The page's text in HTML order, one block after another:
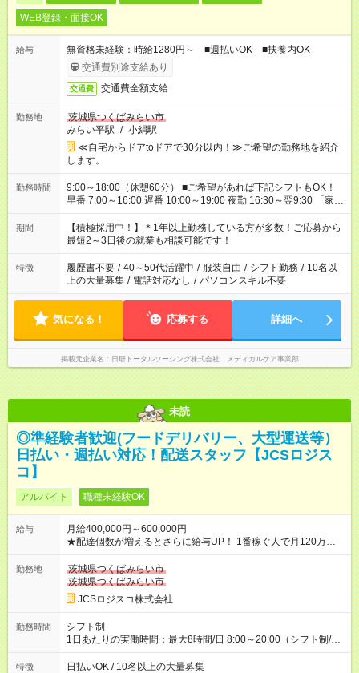
WEB登録・面接OK
給与
無資格未経験：時給1280円～ ■週払いOK ■扶養内OK
交通費別途支給あり
交通費 交通費全額支給
勤務地
茨城県つくばみらい市
みらい平駅 / 小絹駅
≪自宅からドアtoドアで30分以内！≫ご希望の勤務地を紹介
します。
勤務時間
9:00～18:00（休憩60分） ■ご希望があれば下記シフトもOK！
早番 7:00～16:00 遅番 10:00～19:00 夜勤 16:30～翌9:30 「家族
と休みを合わせたい」 「余裕を持って夕飯の準備がしたい」
「できれば残業はしたくない」 など、ご希望を教えてください
ね。 ※Wワーク希望の方へ 今ご覧のお仕事で希望する勤務時間
と、もう1つのお仕事の勤務時間が 合計で週40時間を超える場
合は応募できません。
期間
【積極採用中！】＊1年以上勤務している方が多数！ご応募から
最短2～3日後の就業も相談可能です！
特徴 履歴書不要 / 40～50代活躍中 / 服装自由 / シフト勤務 / 10名以
上の大量募集 / 電話対応なし / パソコンスキル不要
気になる！ 応募する 詳細へ
掲載元企業名 日研トータルソーシング株式会社 メディカルケア事業部
未読
◎準経験者歓迎(フードデリバリー、大型運送等）
日払い・週払い対応！配送スタッフ【JCSロジス
コ】
アルバイト 職種未経験OK
給与
月給400,000円～600,000円
★配達個数が増えるとさらに給与UP！ 1番稼ぐ人で月120万ほ
ど！ ・主要都市エリア 月収55万円／週5日稼働 月収65万~112
万円／週6日稼働 ・地方郊外エリア 月収40万円／週5日稼働 月
収40万円~50万円／週6日稼働 ＜モデルイメージ＞ ■月収50万
円 (27歳男性/江東区在住)※元建築関係 1日150個配達×25日勤務
(日休み) ■月収80万円(43歳男性/墨田区在住)※元営業 1日200個
勤務地
茨城県つくばみらい市
茨城県つくばみらい市
JCSロジスコ株式会社
勤務時間
シフト制
1日あたりの実働時間：最大8時間/日 8:00～20:00（シフト制/実
働8時間） ※週5日勤務（場所次第では週4も有り） ※配達状況に
よって時間外での勤務可能性有り ※案件により多少の前後あり
特徴 日払いOK / 10名以上の大量募集